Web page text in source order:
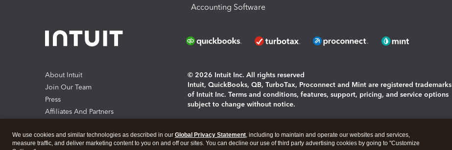
Accounting Software
About Intuit
Join Our Team
Press
Affiliates And Partners
© 2026 Intuit Inc. All rights reserved
Intuit, QuickBooks, QB, TurboTax, Proconnect and Mint are registered trademarks
of Intuit Inc. Terms and conditions, features, support, pricing, and service options
subject to change without notice.
About cookies|Manage cookies
We use cookies and similar technologies as described in our Global Privacy Statement, including to maintain and operate our websites and services,
measure traffic, and deliver marketing content to you on and off our sites. You can decline our use of third party advertising cookies by going to "Customize